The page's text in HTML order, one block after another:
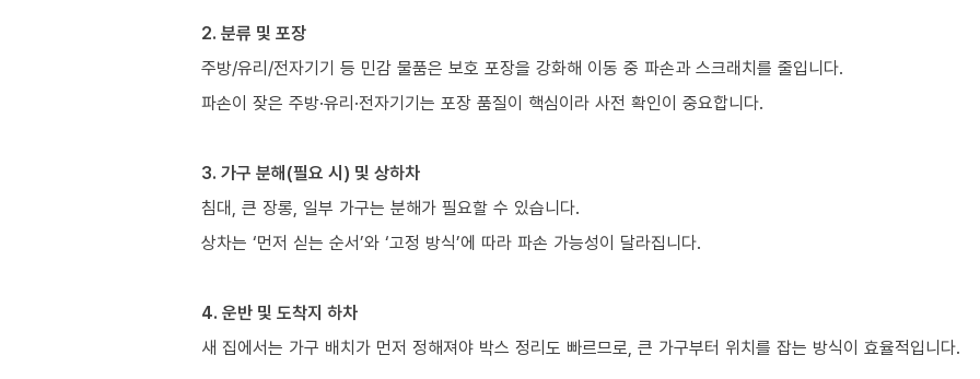
2. 분류 및 포장
주방/유리/전자기기 등 민감 물품은 보호 포장을 강화해 이동 중 파손과 스크래치를 줄입니다.
파손이 잦은 주방·유리·전자기기는 포장 품질이 핵심이라 사전 확인이 중요합니다.
3. 가구 분해(필요 시) 및 상하차
침대, 큰 장롱, 일부 가구는 분해가 필요할 수 있습니다.
상차는 ‘먼저 싣는 순서’와 ‘고정 방식’에 따라 파손 가능성이 달라집니다.
4. 운반 및 도착지 하차
새 집에서는 가구 배치가 먼저 정해져야 박스 정리도 빠르므로, 큰 가구부터 위치를 잡는 방식이 효율적입니다.